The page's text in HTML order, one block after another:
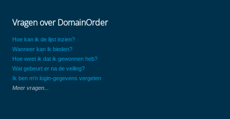
Vragen over DomainOrder
Hoe kan ik de lijst inzien?
Wanneer kan ik bieden?
Hoe weet ik dat ik gewonnen heb?
Wat gebeurt er na de veiling?
Ik ben m'n login-gegevens vergeten
Meer vragen...